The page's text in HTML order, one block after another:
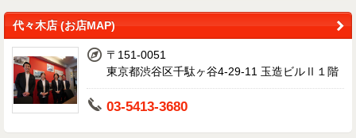
代々木店 (お店MAP)
〒151-0051
東京都渋谷区千駄ヶ谷4-29-11 玉造ビルⅡ１階
03-5413-3680